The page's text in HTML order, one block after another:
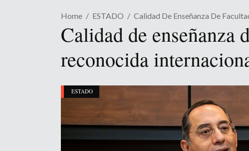
Home ESTADO Calidad De Enseñanza De
Calidad de enseñanza
reconocida
ESTADO